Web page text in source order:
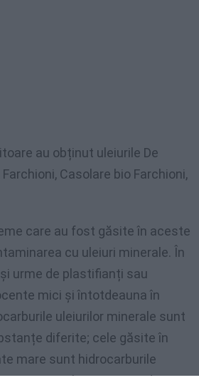
au obținut uleiurile De
Casolare bio Farchioni,
care au fost găsite în aceste
cu uleiuri minerale. În
urme de plastifianți sau
mici și întotdeauna în
uleiurilor minerale sunt
diferite; cele găsite în
mare sunt hidrocarburile
prezente într-o treime din